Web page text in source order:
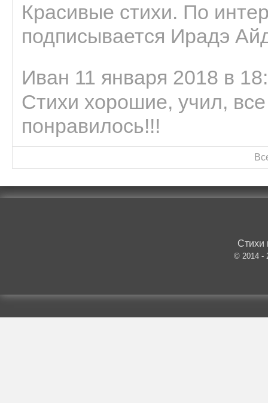
Красивые стихи. По
подписывается Ирадэ
Иван 11 января 2018 в
Стихи хорошие, учил,
понравилось!!!
Стихи
© 2014 -